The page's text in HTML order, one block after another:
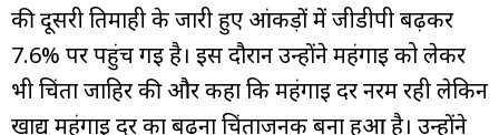
की दूसरी त‍िमाही के जारी हुए आंकड़ों में जीडीपी बढ़कर
7.6% पर पहुंच गई है। इस दौरान उन्‍होंने महंगाई को लेकर
भी च‍िंता जाह‍िर की और कहा क‍ि महंगाई दर नरम रही लेक‍िन
खाद्य महंगाई दर का बढ़ना च‍िंताजनक बना हुआ है। उन्‍होंने